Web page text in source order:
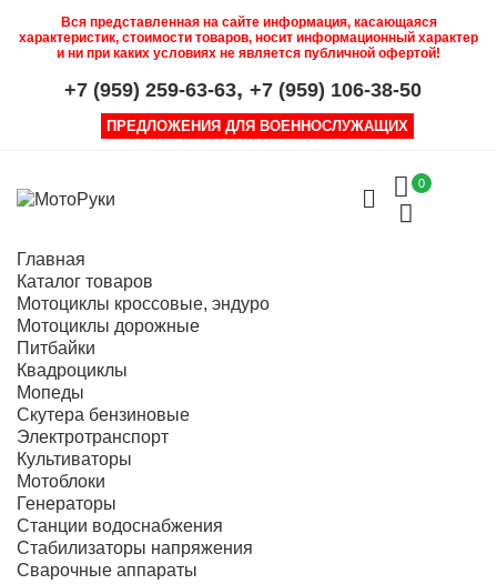
Вся представленная на сайте информация, касающаяся
характеристик, стоимости товаров, носит информационный характер
и ни при каких условиях не является публичной офертой!
+7 (959) 259-63-63, +7 (959) 106-38-50
ПРЕДЛОЖЕНИЯ ДЛЯ ВОЕННОСЛУЖАЩИХ
0
Главная
Каталог товаров
Мотоциклы кроссовые, эндуро
Мотоциклы дорожные
Питбайки
Квадроциклы
Мопеды
Скутера бензиновые
Электротранспорт
Культиваторы
Мотоблоки
Генераторы
Станции водоснабжения
Стабилизаторы напряжения
Сварочные аппараты